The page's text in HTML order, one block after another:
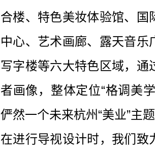
合楼、特色美妆体验馆、国
中心、艺术画廊、露天音乐
写字楼等六大特色区域，通
者画像，整体定位“格调美
俨然一个未来杭州“美业”主
在进行导视设计时，我们致